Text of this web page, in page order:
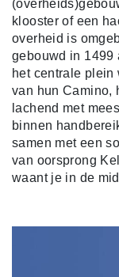
klooster of een
overheid is
gebouwd in 1499
het centrale
van hun Camino,
lachend met
binnen
samen met een
van oorsprong
waant je in de